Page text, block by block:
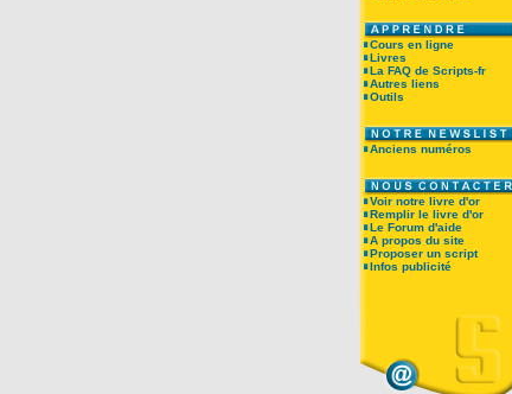
Cours en ligne
Livres
La FAQ de Scripts-fr
Autres liens
Outils
Anciens numéros
Voir notre livre d'or
Remplir le livre d'or
Le Forum d'aide
A propos du site
Proposer un script
Infos publicité